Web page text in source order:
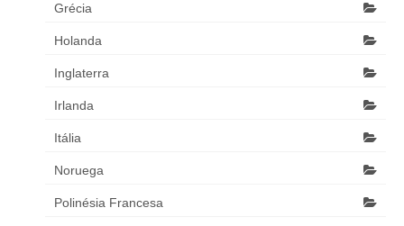
Grécia
Holanda
Inglaterra
Irlanda
Itália
Noruega
Polinésia Francesa